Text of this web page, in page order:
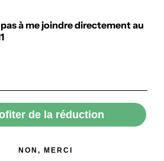
de construction à Saint-
de Vente
à me joindre directement au
de la réduction
NON, MERCI